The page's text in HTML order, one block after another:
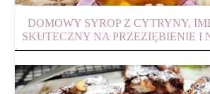
DOMOWY SYROP Z CYTRYNY,
SKUTECZNY NA PRZEZIĘBIENIE I